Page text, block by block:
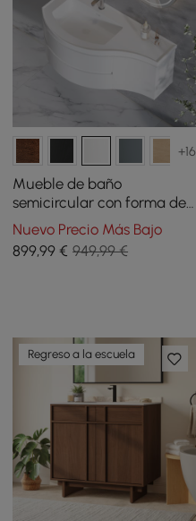
+16
Mueble de baño
semicircular con forma de
tocador curvo flotante de
889 mm, blanco
Nuevo Precio Más Bajo
899,99 € 949,99 €
Regreso a la escuela